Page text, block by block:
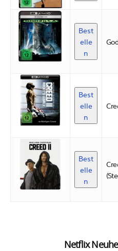
Best
elle
n
Best
elle
n
Best
elle
n
Netflix